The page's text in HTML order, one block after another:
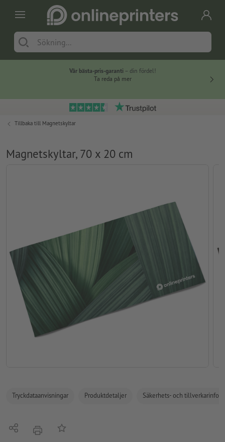
Vår bästa-pris-garanti – din fördel!
Ta reda på mer
Tillbaka till Magnetskyltar
Magnetskyltar, 70 x 20 cm
Tryckdataanvisningar Produktdetaljer Säkerhets- och
Dela erbjudandePå anteckningslistan